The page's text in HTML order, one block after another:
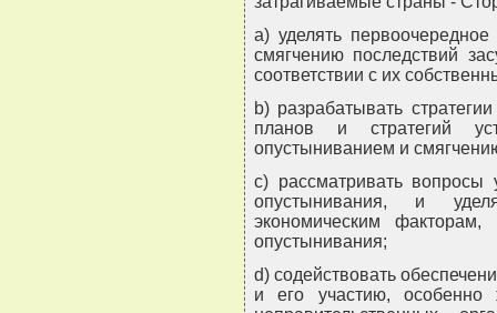
a) уделять
смягчению последствий
соответствии с их
b) разрабатывать
планов и стратегий
опустыниванием и
c) рассматривать
опустынивания, и
экономическим
опустынивания;
d) содействовать
и его участию,